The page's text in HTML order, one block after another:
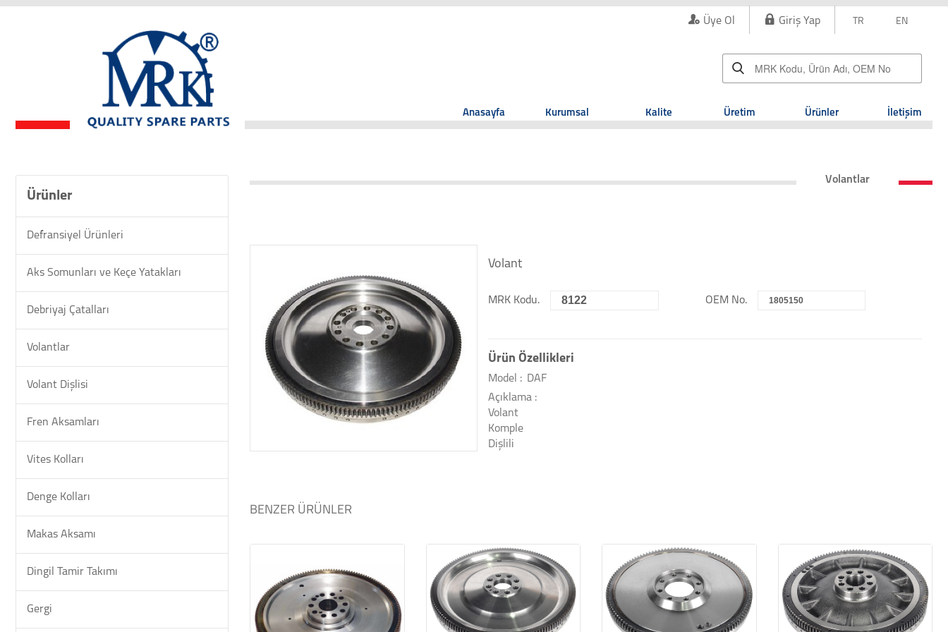
Üye Ol Giriş Yap TR EN
Anasayfa Kurumsal Kalite Üretim Ürünler İletişim
Ürünler
Defransiyel Ürünleri
Aks Somunları ve Keçe Yatakları
Debriyaj Çatalları
Volantlar
Volant Dişlisi
Fren Aksamları
Vites Kolları
Denge Kolları
Makas Aksamı
Dingil Tamir Takımı
Gergi
Volantlar
Volant
MRK Kodu. 8122 OEM No. 1805150
Ürün Özellikleri
Model : DAF
Açıklama :
Volant
Komple
Dişlili
BENZER ÜRÜNLER